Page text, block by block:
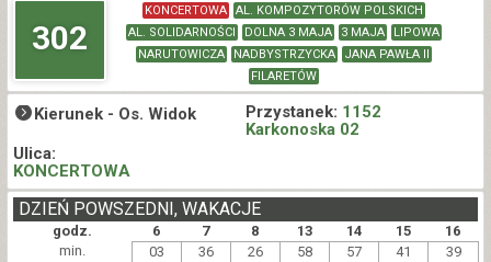
302
KONCERTOWA
AL. KOMPOZYTORÓW POLSKICH
AL. SOLIDARNOŚCI
DOLNA 3 MAJA 3 MAJA
LIPOWA
NARUTOWICZA
NADBYSTRZYCKA
JANA PAWŁA II
FILARETÓW
Kierunek - Os. Widok Przystanek: 1152
Karkonoska 02
Ulica:
KONCERTOWA
godz. 6 7 8 13 14 15 16
DZIEŃ POWSZEDNI, WAKACJE
min.
03
36 26 58 57 41 39